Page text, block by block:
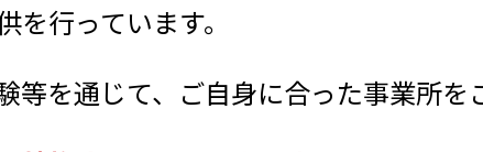
行っています。
等を通じて、ご自身に合った事業所を